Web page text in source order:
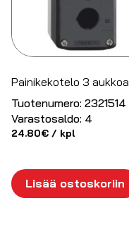
Painikekotelo 3 aukkoa
Tuotenumero: 2321514
Varastosaldo: 4
24.80€ / kpl
Lisää ostoskoriin